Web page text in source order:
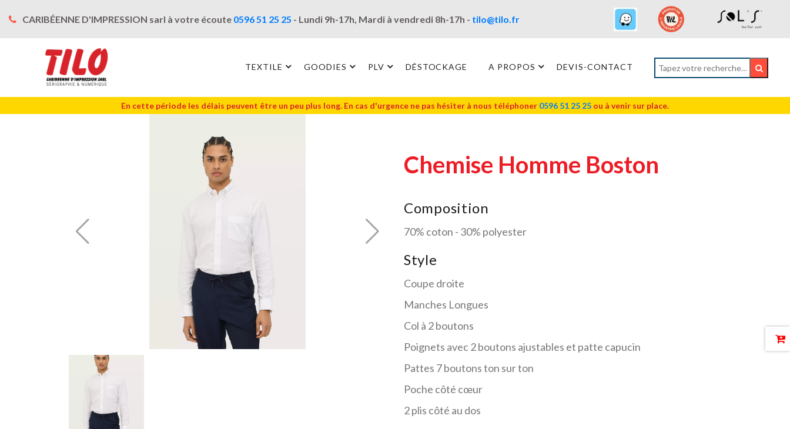
CARIBÉENNE D'IMPRESSION sarl à votre écoute 0596 51 25 25 - Lundi 9h-17h, Mardi à vendredi 8h-17h - tilo@tilo.fr
TEXTILE GOODIES PLV DÉSTOCKAGE A PROPOS DEVIS-CONTACT
En cette période les délais peuvent être un peu plus long. En cas d'urgence ne pas hésiter à nous téléphoner 0596 51 25 25 ou à venir sur place.
Chemise Homme Boston
Composition
70% coton - 30% polyester
Style
Coupe droite
Manches Longues
Col à 2 boutons
Poignets avec 2 boutons ajustables et patte capucin
Pattes 7 boutons ton sur ton
Poche côté cœur
2 plis côté au dos